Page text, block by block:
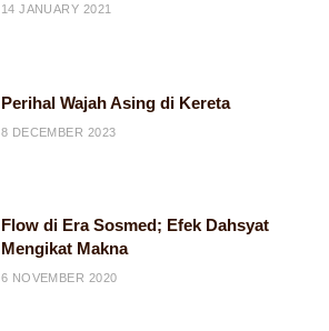
14 JANUARY 2021
Perihal Wajah Asing di Kereta
8 DECEMBER 2023
Flow di Era Sosmed; Efek Dahsyat
Mengikat Makna
6 NOVEMBER 2020